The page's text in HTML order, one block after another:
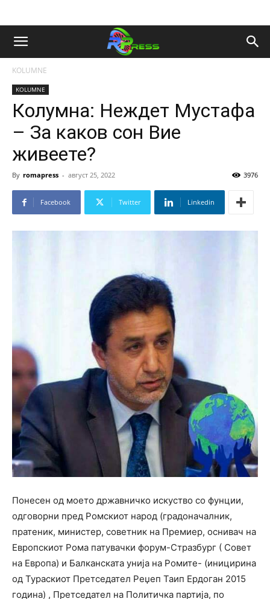
KOLUMNE
KOLUMNE
Колумна: Неждет Мустафа
– За каков сон Вие
живеете?
By romapress - август 25, 2022 3976
Facebook Twitter Linkedin
Понесен од моето државничко искуство со фунции,
одговорни пред Ромскиот народ (градоначалник,
пратеник, министер, советник на Премиер, оснивач на
Европскиот Рома патувачки форум-Стразбург ( Совет
на Европа) и Балканската унија на Ромите- (иницирина
од Тураскиот Претседател Реџеп Таип Ердоган 2015
година) , Претседател на Политичка партија, по